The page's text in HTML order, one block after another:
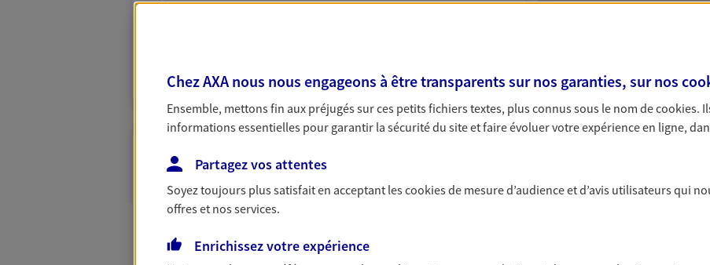
Andree Brosse Pivot
42600 Montbrison
06 03 38 05 93
Chez AXA nous nous engageons à être transparents sur nos garanties, sur nos
Ensemble, mettons fin aux préjugés sur ces petits fichiers textes, plus connus sous le nom decookies.
informations essentielles pour garantir la sécurité du site et faire évoluer votre expérience en ligne,
Partagez vos attentes
Soyez toujours plus satisfait en acceptant lescookiesde mesure d’audience et d’avis utilisateurs qui
offres et nos services.
Enrichissez votre expérience